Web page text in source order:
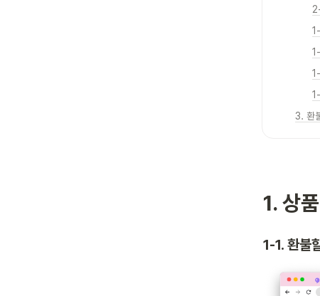
3. 환
1. 상
1-1. 환불